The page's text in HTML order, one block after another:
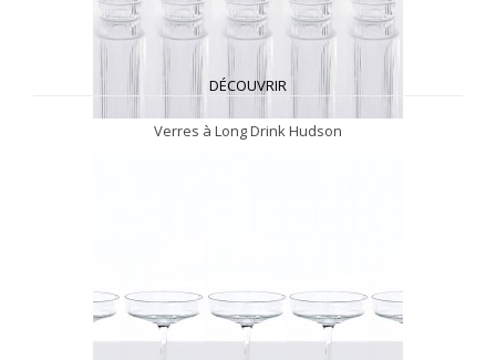
DÉCOUVRIR
Verres à Long Drink Hudson